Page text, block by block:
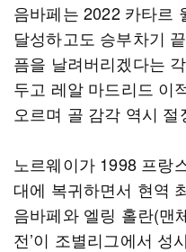
음바페는 2022 카타르
달성하고도 승부차기
픔을 날려버리겠다는
두고 레알 마드리드 이
오르며 골 감각 역시 절
노르웨이가 1998 프랑
대에 복귀하면서 현역
음바페와 엘링 홀란(맨
전’이 조별리그에서 성